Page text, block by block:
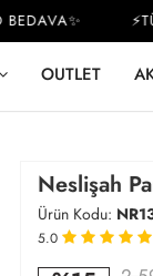
OUTLET
Neslişah
Ürün Kodu:
5.0